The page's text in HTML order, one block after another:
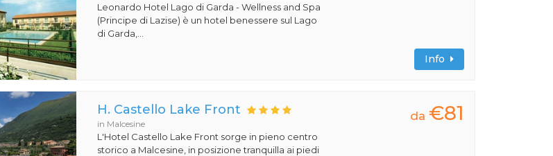
Leonardo Hotel Lago di Garda - Wellness and Spa
(Principe di Lazise) è un hotel benessere sul Lago
di Garda,...
Info
H. Castello Lake Front
in Malcesine
L'Hotel Castello Lake Front sorge in pieno centro
storico a Malcesine, in posizione tranquilla ai piedi
da €81